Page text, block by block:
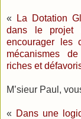
«
La Dotation
dans le projet
encourager les
mécanismes
riches et
M’sieur Paul,
« Dans une